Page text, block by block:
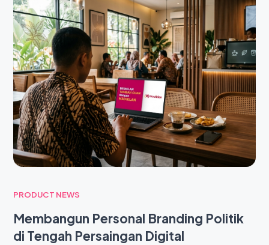
PRODUCT NEWS
Membangun Personal Branding Politik
di Tengah Persaingan Digital